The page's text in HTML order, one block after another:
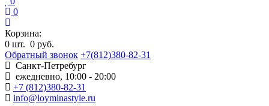
0
Корзина:
0 шт. 0 руб.
Обратный звонок +7(812)380-82-31
Санкт-Петребург
ежедневно, 10:00 - 20:00
+7 (812)380-82-31
info@loyminastyle.ru